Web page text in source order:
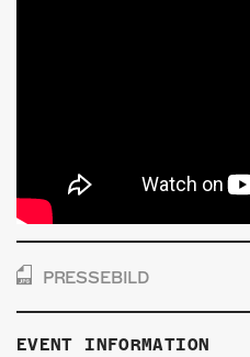
PRESSEBILD
EVENT INFORMATION